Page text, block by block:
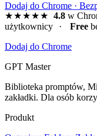
Dodaj do Chrome ·
★★★★★ 4.8w
użytkownicy
· Free
Dodaj do Chrome
GPT Master
Biblioteka promptów,
zakładki. Dla osób
Produkt